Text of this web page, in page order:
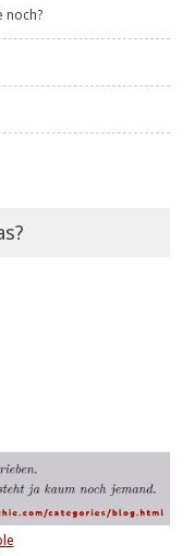
noch?